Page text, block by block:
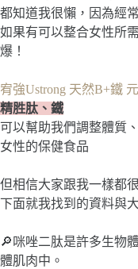
都知道我很懶，因為經
如果有可以整合女性所
爆！
宥強Ustrong 天然B+鐵
精胜肽、鐵
可以幫助我們調整體質
女性的保健食品
但相信大家跟我一樣都
下面就我找到的資料與
🔎咪唑二肽是許多生物
體肌肉中。